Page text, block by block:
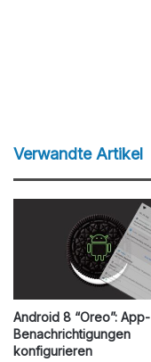
Verwandte Artikel
Android 8 “Oreo”: App-
Benachrichtigungen
konfigurieren